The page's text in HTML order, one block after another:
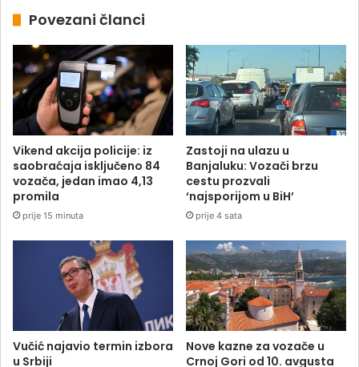
Povezani članci
Vikend akcija policije: iz
saobraćaja isključeno 84
vozača, jedan imao 4,13
promila
prije 15 minuta
Zastoji na ulazu u
Banjaluku: Vozači brzu
cestu prozvali
‘najsporijom u BiH’
prije 4 sata
Vučić najavio termin izbora
u Srbiji
Nove kazne za vozače u
Crnoj Gori od 10. avgusta